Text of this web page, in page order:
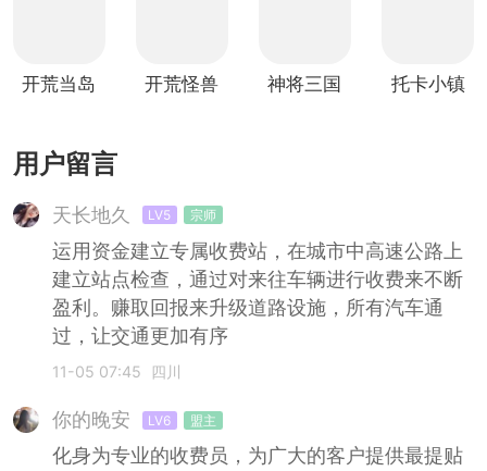
开荒当岛
开荒怪兽
神将三国
托卡小镇
用户留言
天长地久 LV5 宗师
运用资金建立专属收费站，在城市中高速公路上
建立站点检查，通过对来往车辆进行收费来不断
盈利。赚取回报来升级道路设施，所有汽车通
过，让交通更加有序
11-05 07:45 四川
你的晚安 LV6 盟主
化身为专业的收费员，为广大的客户提供最提贴